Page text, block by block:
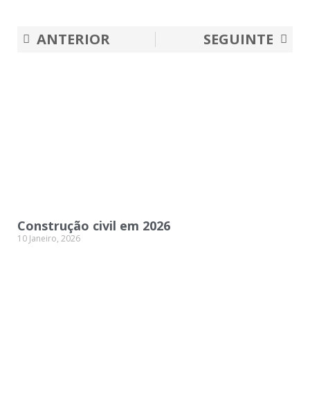
Prev
ANTERIOR SEGUINTE
Construção civil em 2026
10 Janeiro, 2026